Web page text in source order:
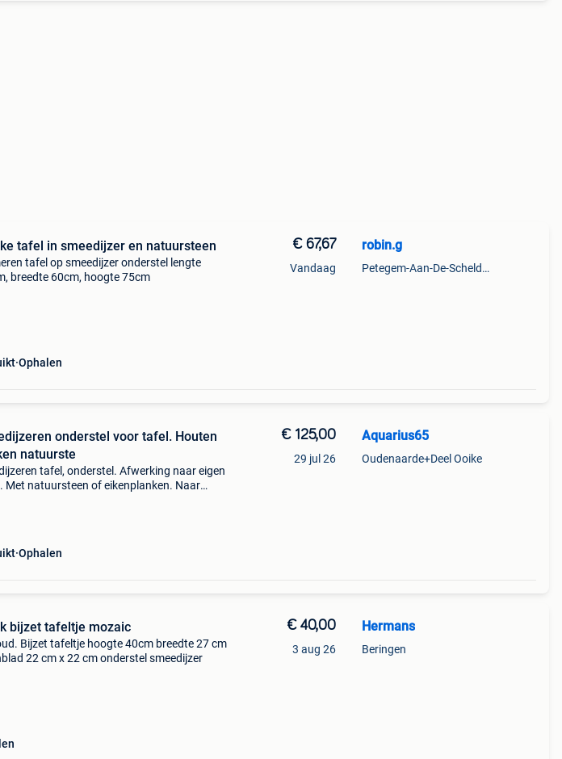
tafel in smeedijzer en natuursteen
tafel op smeedijzer onderstel lengte
breedte 60cm, hoogte 75cm
Ophalen
€ 67,67
Vandaag
robin.g
Petegem-Aan-De-Schelde + Deel Van Oudenaarde
onderstel voor tafel. Houten
planken natuurste
tafel, onderstel. Afwerking naar eigen
Met natuursteen of eikenplanken. Naar
Ophalen
€ 125,00
29 jul 26
Aquarius65
Oudenaarde+Deel Ooike
bijzet tafeltje mozaic
Bijzet tafeltje hoogte 40cm breedte 27 cm
22 cm x 22 cm onderstel smeedijzer
€ 40,00
3 aug 26
Hermans
Beringen